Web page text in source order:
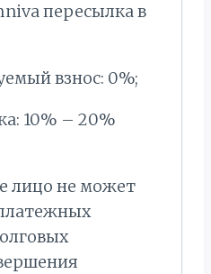
пересылка в
взнос: 0%;
10% – 20%
лицо не может